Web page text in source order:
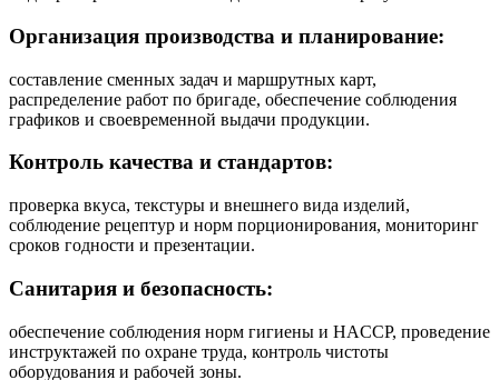
Организация производства и планирование:
составление сменных задач и маршрутных карт,
распределение работ по бригаде, обеспечение соблюдения
графиков и своевременной выдачи продукции.
Контроль качества и стандартов:
проверка вкуса, текстуры и внешнего вида изделий,
соблюдение рецептур и норм порционирования, мониторинг
сроков годности и презентации.
Санитария и безопасность:
обеспечение соблюдения норм гигиены и HACCP, проведение
инструктажей по охране труда, контроль чистоты
оборудования и рабочей зоны.